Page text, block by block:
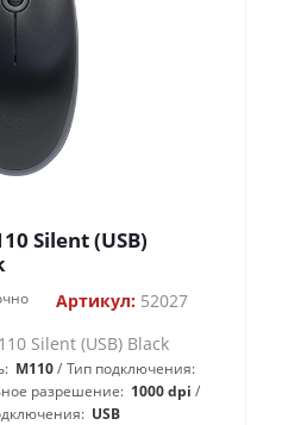
Silent (USB)
Артикул: 52027
Silent (USB) Black
M110
Тип подключения:
разрешение: 1000 dpi
USB